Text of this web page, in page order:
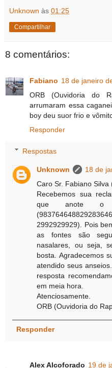
Unknown às 01:25
Compartilhar
8 comentários:
Fabiano 18 de janeiro
ORB (Ouvidoria do
arrumaram essa
boy deu suor frio e
Responder
Respostas
Unknown
18 de
Caro Sr. Fabiano Silva
Recebemos sua
que anote o
2992929929). Pois
as fontes são
nasalares, ou seja,
bosta. Agradecemos
atendido seus
resposta
em meia hora.
Atenciosamente.
ORB (Ouvidoria do
Responder
Alex Alcoforado 19 de